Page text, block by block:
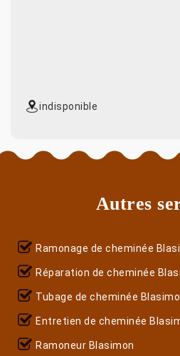
indisponible
Autres
Ramonage de cheminée
Réparation de cheminée
Tubage de cheminée
Entretien de cheminée
Ramoneur Blasimon